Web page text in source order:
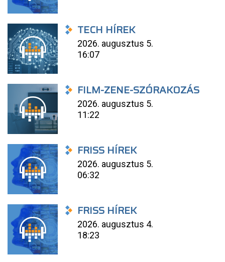
TECH HÍREK
2026. augusztus 5.
16:07
FILM-ZENE-SZÓRAKOZÁS
2026. augusztus 5.
11:22
FRISS HÍREK
2026. augusztus 5.
06:32
FRISS HÍREK
2026. augusztus 4.
18:23